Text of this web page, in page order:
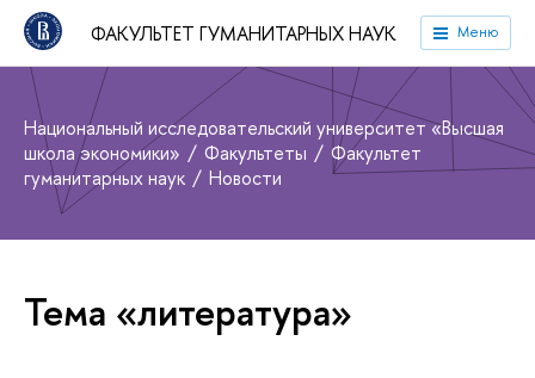
ФАКУЛЬТЕТ ГУМАНИТАРНЫХ НАУК Меню
Национальный исследовательский университет «Высшая
школа экономики»
Факультеты
Факультет
гуманитарных наук
Новости
Тема «литература»